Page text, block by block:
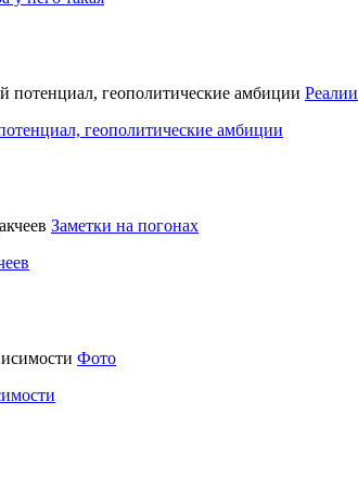
Реалии
геополитические амбиции
Заметки на погонах
Фото